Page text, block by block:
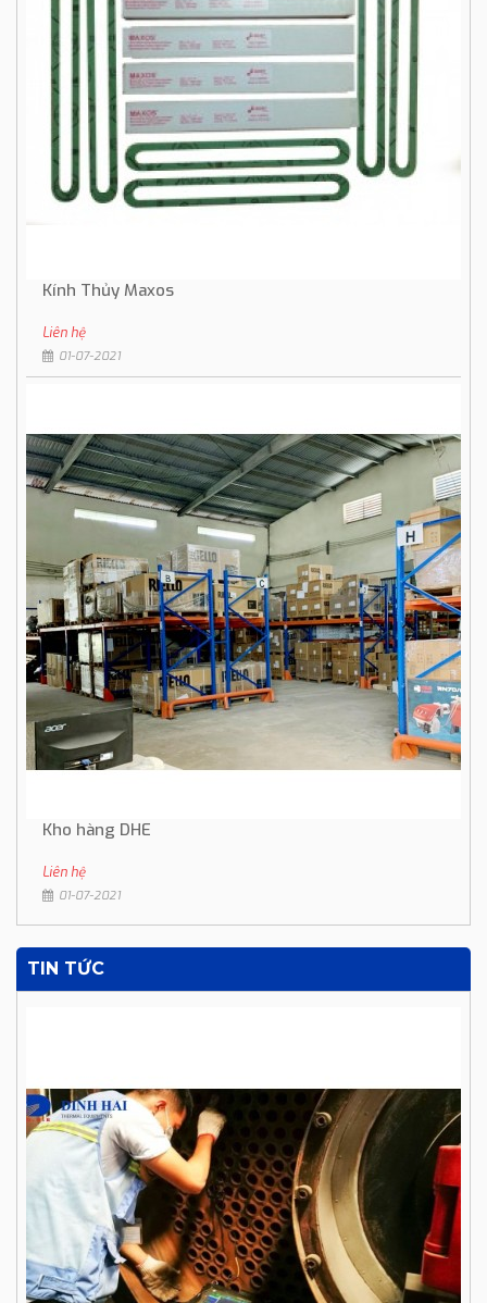
Kính Thủy Maxos
Liên hệ
01-07-2021
Kho hàng DHE
Liên hệ
01-07-2021
TIN TỨC